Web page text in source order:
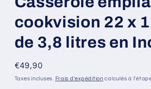
cookvision 22 x
de 3,8 litres en
Prix
habituel
€49,90
Taxes incluses. Frais d'expédition calculés à